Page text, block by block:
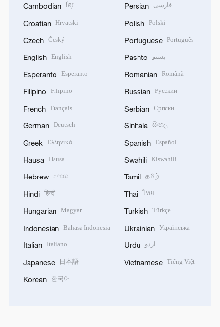
Cambodian ខ្មែរ
Croatian Hrvatski
Czech Český
English English
Esperanto Esperanto
Filipino Filipino
French Français
German Deutsch
Greek Ελληνικά
Hausa Hausa
Hebrew עברית
Hindi हिन्दी
Hungarian Magyar
Indonesian Bahasa Indonesia
Italian Italiano
Japanese 日本語
Korean 한국어
Persian فارسی
Polish Polski
Portuguese Português
Pashto پښتو
Romanian Română
Russian Русский
Serbian Српски
Sinhala සිංහල
Spanish Español
Swahili Kiswahili
Tamil தமிழ்
Thai ไทย
Turkish Türkçe
Ukrainian Українська
Urdu اردو
Vietnamese Tiếng Việt